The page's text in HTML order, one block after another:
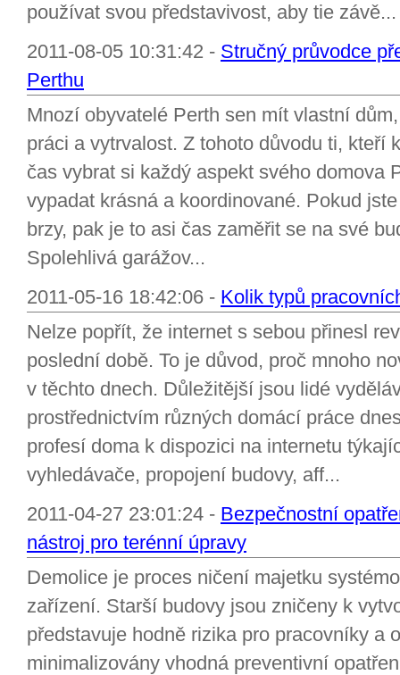
používat svou představivost, aby tie závě...
2011-08-05 10:31:42 - Stručný průvodce
Perthu
Mnozí obyvatelé Perth sen mít vlastní
práci a vytrvalost. Z tohoto důvodu ti, kteří
čas vybrat si každý aspekt svého domova
vypadat krásná a koordinované. Pokud
brzy, pak je to asi čas zaměřit se na své
Spolehlivá garážov...
2011-05-16 18:42:06 - Kolik typů
Nelze popřít, že internet s sebou přinesl
poslední době. To je důvod, proč mnoho
v těchto dnech. Důležitější jsou lidé
prostřednictvím různých domácí práce
profesí doma k dispozici na internetu
vyhledávače, propojení budovy, aff...
2011-04-27 23:01:24 - Bezpečnostní
nástroj pro terénní úpravy
Demolice je proces ničení majetku
zařízení. Starší budovy jsou zničeny k
představuje hodně rizika pro pracovníky a
minimalizovány vhodná preventivní